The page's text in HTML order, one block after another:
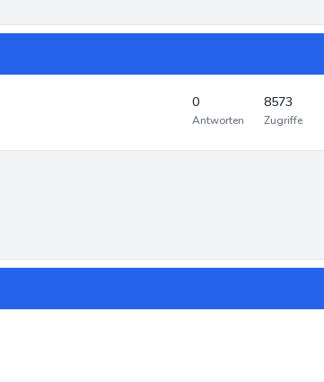
0
Antworten
8573
Zugriffe